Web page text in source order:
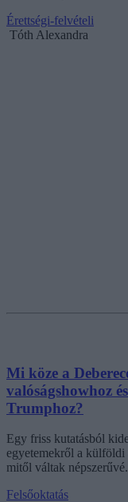
Érettségi-felvételi
Tóth Alexandra
Mi köze a
valóságshowhoz
Trumphoz?
Egy friss kutatásból
egyetemekről a külföldi
mitől váltak népszerűvé.
Felsőoktatás